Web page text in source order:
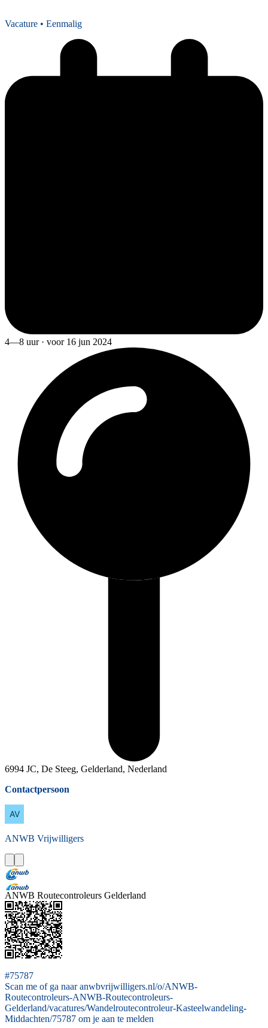
Vacature • Eenmalig
4—8 uur · voor 16 jun 2024
6994 JC, De Steeg, Gelderland, Nederland
Contactpersoon
ANWB Vrijwilligers
ANWB Routecontroleurs Gelderland
#75787
Scan me of ga naar anwbvrijwilligers.nl/o/ANWB-
Routecontroleurs-ANWB-Routecontroleurs-
Gelderland/vacatures/Wandelroutecontroleur-Kasteelwandeling-
Middachten/75787 om je aan te melden